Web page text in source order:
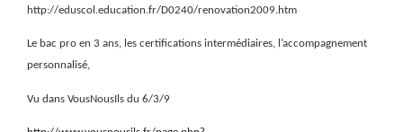
http://eduscol.education.fr/D0240/renovation2009.htm
Le bac pro en 3 ans, les certifications intermédiaires, l’accompagnement
personnalisé,
Vu dans VousNousIls du 6/3/9